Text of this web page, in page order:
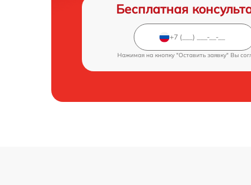
Бесплатная
Нажимая на кнопку "Оставить заявку" Вы